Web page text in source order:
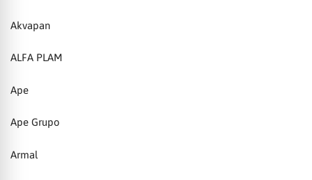
Akvapan
ALFA PLAM
Ape
Ape Grupo
Armal